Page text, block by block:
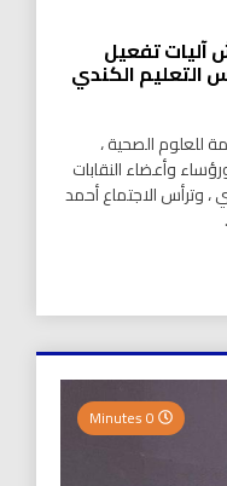
آليات تفعيل
التعليم الكندي
للعلوم الصحية ،
وأعضاء النقابات
، وترأس الاجتماع أحمد